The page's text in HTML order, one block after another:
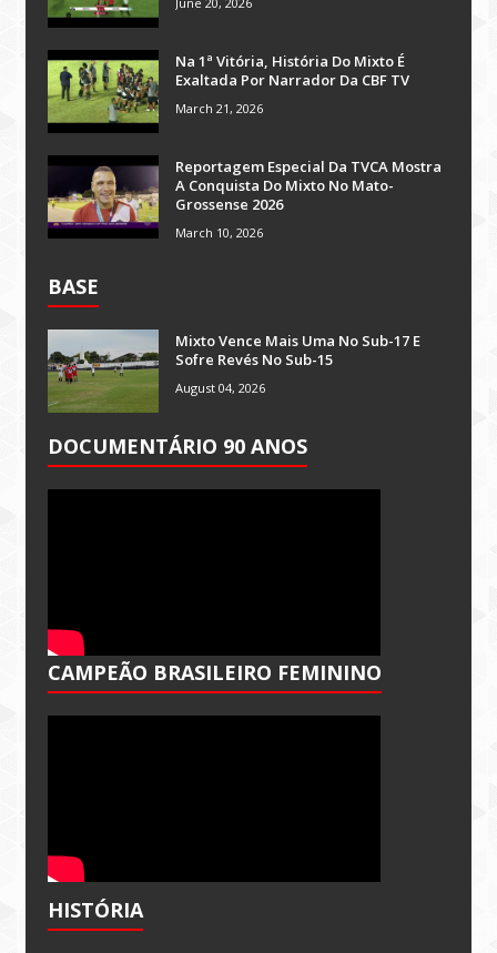
Na 1ª Vitória, História Do Mixto É
Exaltada Por Narrador Da CBF TV
March 21, 2026
Reportagem Especial Da TVCA Mostra
A Conquista Do Mixto No Mato-
Grossense 2026
March 10, 2026
BASE
Mixto Vence Mais Uma No Sub-17 E
Sofre Revés No Sub-15
August 04, 2026
DOCUMENTÁRIO 90 ANOS
CAMPEÃO BRASILEIRO FEMININO
HISTÓRIA